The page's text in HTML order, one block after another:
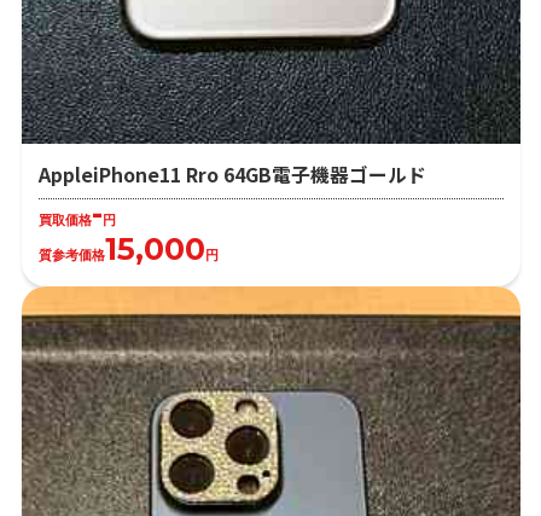
AppleiPhone11 Rro 64GB電子機器ゴールド
買取価格- 円
質参考価格15,000 円